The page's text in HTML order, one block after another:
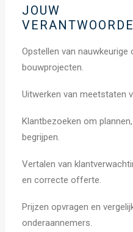
JOUW
Opstellen van
bouwprojecten.
Uitwerken van meetstaten
Klantbezoeken om
begrijpen.
Vertalen van
en correcte offerte.
Prijzen opvragen en
onderaannemers.